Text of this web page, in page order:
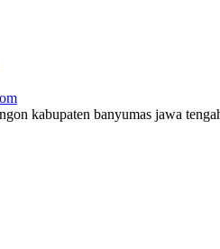
kabupaten banyumas jawa